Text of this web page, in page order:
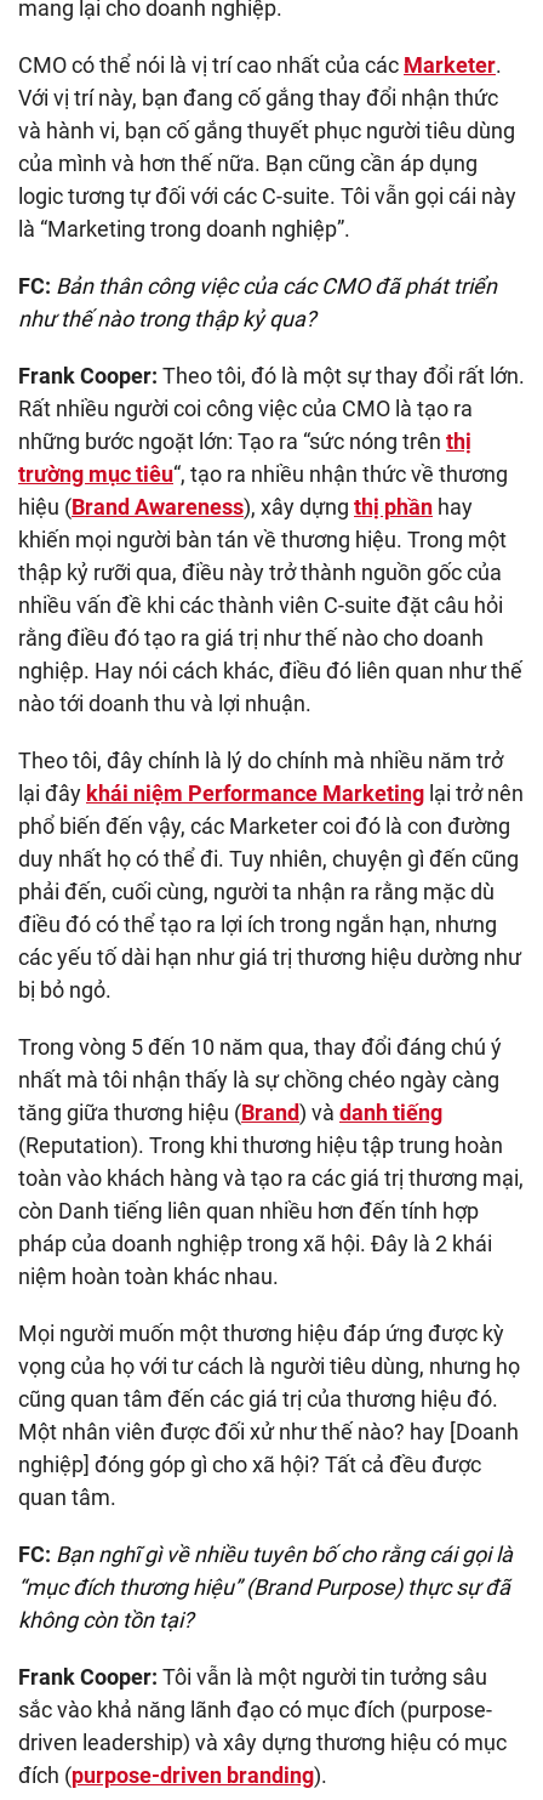
mang lại cho doanh nghiệp.
CMO có thể nói là vị trí cao nhất của các Marketer.
Với vị trí này, bạn đang cố gắng thay đổi nhận thức
và hành vi, bạn cố gắng thuyết phục người tiêu dùng
của mình và hơn thế nữa. Bạn cũng cần áp dụng
logic tương tự đối với các C-suite. Tôi vẫn gọi cái này
là “Marketing trong doanh nghiệp”.
FC: Bản thân công việc của các CMO đã phát triển
như thế nào trong thập kỷ qua?
Frank Cooper: Theo tôi, đó là một sự thay đổi rất lớn.
Rất nhiều người coi công việc của CMO là tạo ra
những bước ngoặt lớn: Tạo ra “sức nóng trên thị
trường mục tiêu“, tạo ra nhiều nhận thức về thương
hiệu (Brand Awareness), xây dựng thị phần hay
khiến mọi người bàn tán về thương hiệu. Trong một
thập kỷ rưỡi qua, điều này trở thành nguồn gốc của
nhiều vấn đề khi các thành viên C-suite đặt câu hỏi
rằng điều đó tạo ra giá trị như thế nào cho doanh
nghiệp. Hay nói cách khác, điều đó liên quan như thế
nào tới doanh thu và lợi nhuận.
Theo tôi, đây chính là lý do chính mà nhiều năm trở
lại đây khái niệm Performance Marketing lại trở nên
phổ biến đến vậy, các Marketer coi đó là con đường
duy nhất họ có thể đi. Tuy nhiên, chuyện gì đến cũng
phải đến, cuối cùng, người ta nhận ra rằng mặc dù
điều đó có thể tạo ra lợi ích trong ngắn hạn, nhưng
các yếu tố dài hạn như giá trị thương hiệu dường như
bị bỏ ngỏ.
Trong vòng 5 đến 10 năm qua, thay đổi đáng chú ý
nhất mà tôi nhận thấy là sự chồng chéo ngày càng
tăng giữa thương hiệu (Brand) và danh tiếng
(Reputation). Trong khi thương hiệu tập trung hoàn
toàn vào khách hàng và tạo ra các giá trị thương mại,
còn Danh tiếng liên quan nhiều hơn đến tính hợp
pháp của doanh nghiệp trong xã hội. Đây là 2 khái
niệm hoàn toàn khác nhau.
Mọi người muốn một thương hiệu đáp ứng được kỳ
vọng của họ với tư cách là người tiêu dùng, nhưng họ
cũng quan tâm đến các giá trị của thương hiệu đó.
Một nhân viên được đối xử như thế nào? hay [Doanh
nghiệp] đóng góp gì cho xã hội? Tất cả đều được
quan tâm.
FC: Bạn nghĩ gì về nhiều tuyên bố cho rằng cái gọi là
“mục đích thương hiệu” (Brand Purpose) thực sự đã
không còn tồn tại?
Frank Cooper: Tôi vẫn là một người tin tưởng sâu
sắc vào khả năng lãnh đạo có mục đích (purpose-
driven leadership) và xây dựng thương hiệu có mục
đích (purpose-driven branding).